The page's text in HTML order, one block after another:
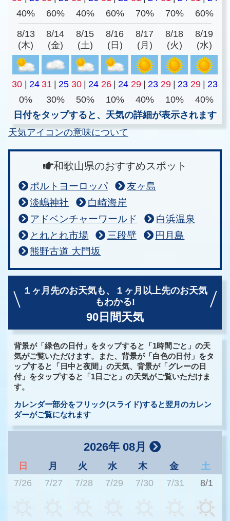
40%
60% 40% 60% 70% 70% 60%
8/13
(木)
8/14
(金)
8/15
(土)
8/16
(日)
8/17
(月)
8/18
(火)
8/19
(水)
30 | 24 31 | 25 30 | 24 26 | 24 29 | 23 29 | 23 29 | 23
0%
30% 50% 10% 40% 10%
40%
日付をタップすると、天気の詳細が表示されます
天気アイコンの意味について
和歌山県のおすすめスポット
ポルトヨーロッパ
友ヶ島
淡嶋神社
白崎海岸
アドベンチャーワールド
白浜温泉
とれとれ市場
三段壁
円月島
熊野古道 大門坂
１ヶ月先のお天気も、
１ヶ月以上先のお天気
もわかる!
90日間天気
背景が「緑色の日付」をタップすると「1時間ごと」の天
気がご覧いただけます。また、背景が「白色の日付」をタ
ップすると「日中と夜間」の天気、背景が「グレーの日
付」をタップすると「1日ごと」の天気がご覧いただけま
す。
カレンダー部分をフリック(スライド)すると翌月のカレン
ダーがご覧になれます
2026年 08月
日 月 火 水 木 金
土
7/26
7/27 7/28 7/29 7/30 7/31 8/1